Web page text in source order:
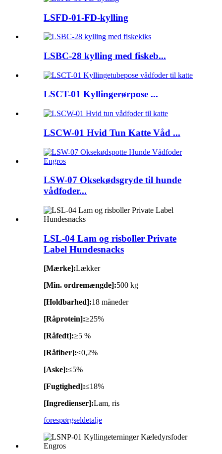
LSFD-01-FD-kylling
LSBC-28 kylling med fiskeb...
LSCT-01 Kyllingerørpose ...
LSCW-01 Hvid Tun Katte Våd ...
LSW-07 Oksekødsgryde til hunde
vådfoder...
LSL-04 Lam og risboller Private
Label Hundesnacks
[Mærke]:Lækker
[Min. ordremængde]:500 kg
[Holdbarhed]:18 måneder
[Råprotein]:≥25%
[Råfedt]:≥5 %
[Råfiber]:≤0,2%
[Aske]:≤5%
[Fugtighed]:≤18%
[Ingredienser]:Lam, ris
forespørgseldetalje